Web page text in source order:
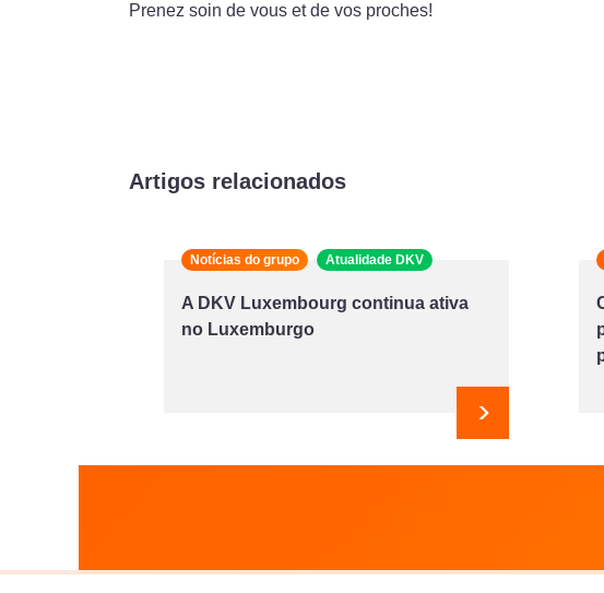
Prenez soin de vous et de vos proches!
Artigos relacionados
Notícias do grupo Atualidade DKV
A DKV Luxembourg continua ativa
no Luxemburgo
Seguinte